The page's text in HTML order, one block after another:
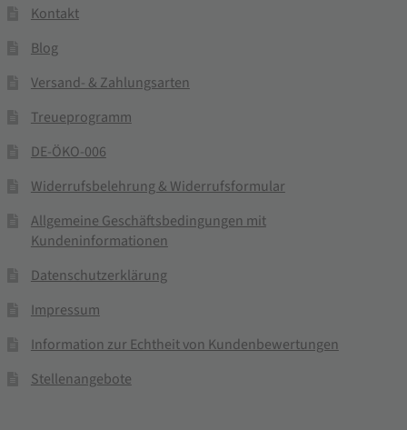
Kontakt
Blog
Versand- & Zahlungsarten
Treueprogramm
DE-ÖKO-006
Widerrufsbelehrung & Widerrufsformular
Allgemeine Geschäftsbedingungen mit
Kundeninformationen
Datenschutzerklärung
Impressum
Information zur Echtheit von Kundenbewertungen
Stellenangebote